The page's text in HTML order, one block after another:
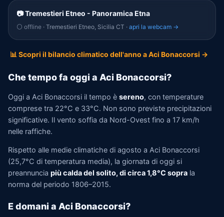
📷 Tremestieri Etneo - Panoramica Etna
⚪ offline · Tremestieri Etneo, Sicilia CT · apri la webcam →
📊 Scopri il bilancio climatico dell'anno a Aci Bonaccorsi →
Che tempo fa oggi a Aci Bonaccorsi?
Oggi a Aci Bonaccorsi il tempo è sereno, con temperature
comprese tra 22°C e 33°C. Non sono previste precipitazioni
significative. Il vento soffia da Nord-Ovest fino a 17 km/h
nelle raffiche.
Rispetto alle medie climatiche di agosto a Aci Bonaccorsi
(25,7°C di temperatura media), la giornata di oggi si
preannuncia più calda del solito, di circa 1,8°C sopra la
norma del periodo 1806–2015.
E domani a Aci Bonaccorsi?